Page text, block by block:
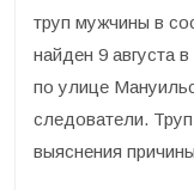
труп мужчины в
найден 9
по улице
следователи.
выяснения